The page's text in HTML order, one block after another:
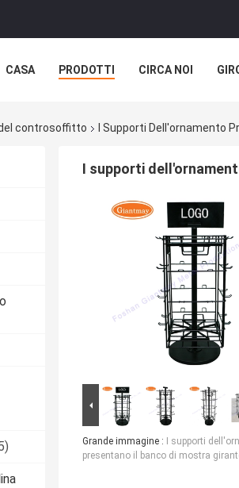
CASA PRODOTTI CIRCA NOI
controsoffitto I Supporti Dell'ornamento
I supporti
Grande immagine :
I supporti
presentano il banco di mostra